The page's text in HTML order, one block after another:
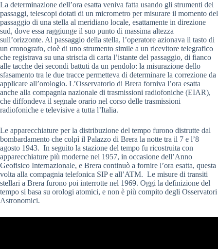
La determinazione dell’ora esatta veniva fatta usando gli strumenti dei
passaggi, telescopi dotati di un micrometro per misurare il momento del
passaggio di una stella al meridiano locale, esattamente in direzione
sud, dove essa raggiunge il suo punto di massima altezza
sull’orizzonte. Al passaggio della stella, l’operatore azionava il tasto di
un cronografo, cioè di uno strumento simile a un ricevitore telegrafico
che registrava su una striscia di carta l’istante del passaggio, di fianco
alle tacche dei secondi battuti da un pendolo: la misurazione dello
sfasamento tra le due tracce permetteva di determinare la correzione da
applicare all’orologio. L’Osservatorio di Brera forniva l’ora esatta
anche alla compagnia nazionale di trasmissioni radiofoniche (EIAR),
che diffondeva il segnale orario nel corso delle trasmissioni
radiofoniche e televisive a tutta l’Italia.
Le apparecchiature per la distribuzione del tempo furono distrutte dal
bombardamento che colpì il Palazzo di Brera la notte tra il 7 e l’8
agosto 1943. In seguito la stazione del tempo fu ricostruita con
apparecchiature più moderne nel 1957, in occasione dell’Anno
Geofisico Internazionale, e Brera continuò a fornire l’ora esatta, questa
volta alla compagnia telefonica SIP e all’ATM. Le misure di transiti
stellari a Brera furono poi interrotte nel 1969. Oggi la definizione del
tempo si basa su orologi atomici, e non è più compito degli Osservatori
Astronomici.